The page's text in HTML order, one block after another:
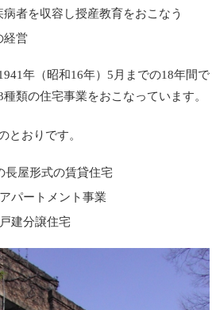
者を収容し授産教育をおこなう
経営
年（昭和16年）5月までの18年間で
類の住宅事業をおこなっています。
とおりです。
長屋形式の賃貸住宅
パートメント事業
建分譲住宅